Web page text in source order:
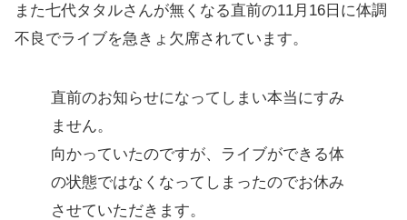
また七代タタルさんが無くなる直前の11月16日に体調
不良でライブを急きょ欠席されています。
直前のお知らせになってしまい本当にすみ
ません。
向かっていたのですが、ライブができる体
の状態ではなくなってしまったのでお休み
させていただきます。